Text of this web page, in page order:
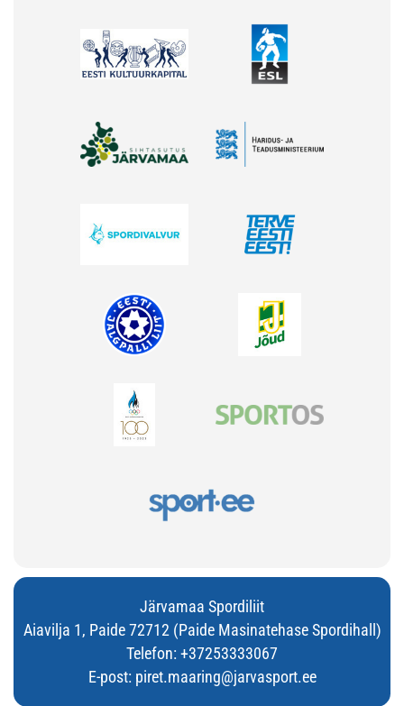
Järvamaa Spordiliit
Aiavilja 1, Paide 72712 (Paide Masinatehase Spordihall)
Telefon: +37253333067
E-post: piret.maaring@jarvasport.ee